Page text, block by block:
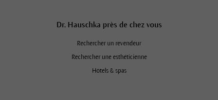
Dr. Hauschka près de chez vous
Rechercher un revendeur
Rechercher une esthéticienne
Hôtels & spas